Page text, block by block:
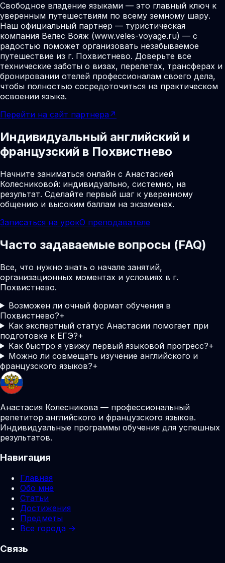
Свободное владение языками — это главный ключ к
уверенным путешествиям по всему земному шару.
Наш официальный партнер — туристическая
компания Велес Вояж (www.veles-voyage.ru) — с
радостью поможет организовать незабываемое
путешествие из г. Похвистнево. Доверьте все
технические заботы о визах, перелетах, трансферах и
бронировании отелей профессионалам своего дела,
чтобы полностью сосредоточиться на практическом
освоении языка.
Перейти на сайт партнера ↗
Индивидуальный английский и
французский в Похвистнево
Начните заниматься онлайн с Анастасией
Колесниковой: индивидуально, системно, на
результат. Сделайте первый шаг к уверенному
общению и высоким баллам на экзаменах.
Записаться на урокО преподавателе
Часто задаваемые вопросы (FAQ)
Все, что нужно знать о начале занятий,
организационных моментах и условиях в г.
Похвистнево.
Возможен ли очный формат обучения в
Похвистнево?+
Как экспертный статус Анастасии помогает при
подготовке к ЕГЭ?+
Как быстро я увижу первый языковой прогресс?+
Можно ли совмещать изучение английского и
французского языков?+
Анастасия Колесникова — профессиональный
репетитор английского и французского языков.
Индивидуальные программы обучения для успешных
результатов.
Навигация
Главная
Обо мне
Статьи
Достижения
Предметы
Все города →
Связь